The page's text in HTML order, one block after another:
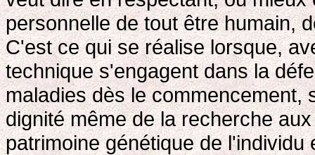
personnelle de tout être humain,
C'est ce qui se réalise lorsque,
technique s'engagent dans la
maladies dès le commencement,
dignité même de la recherche
patrimoine génétique de